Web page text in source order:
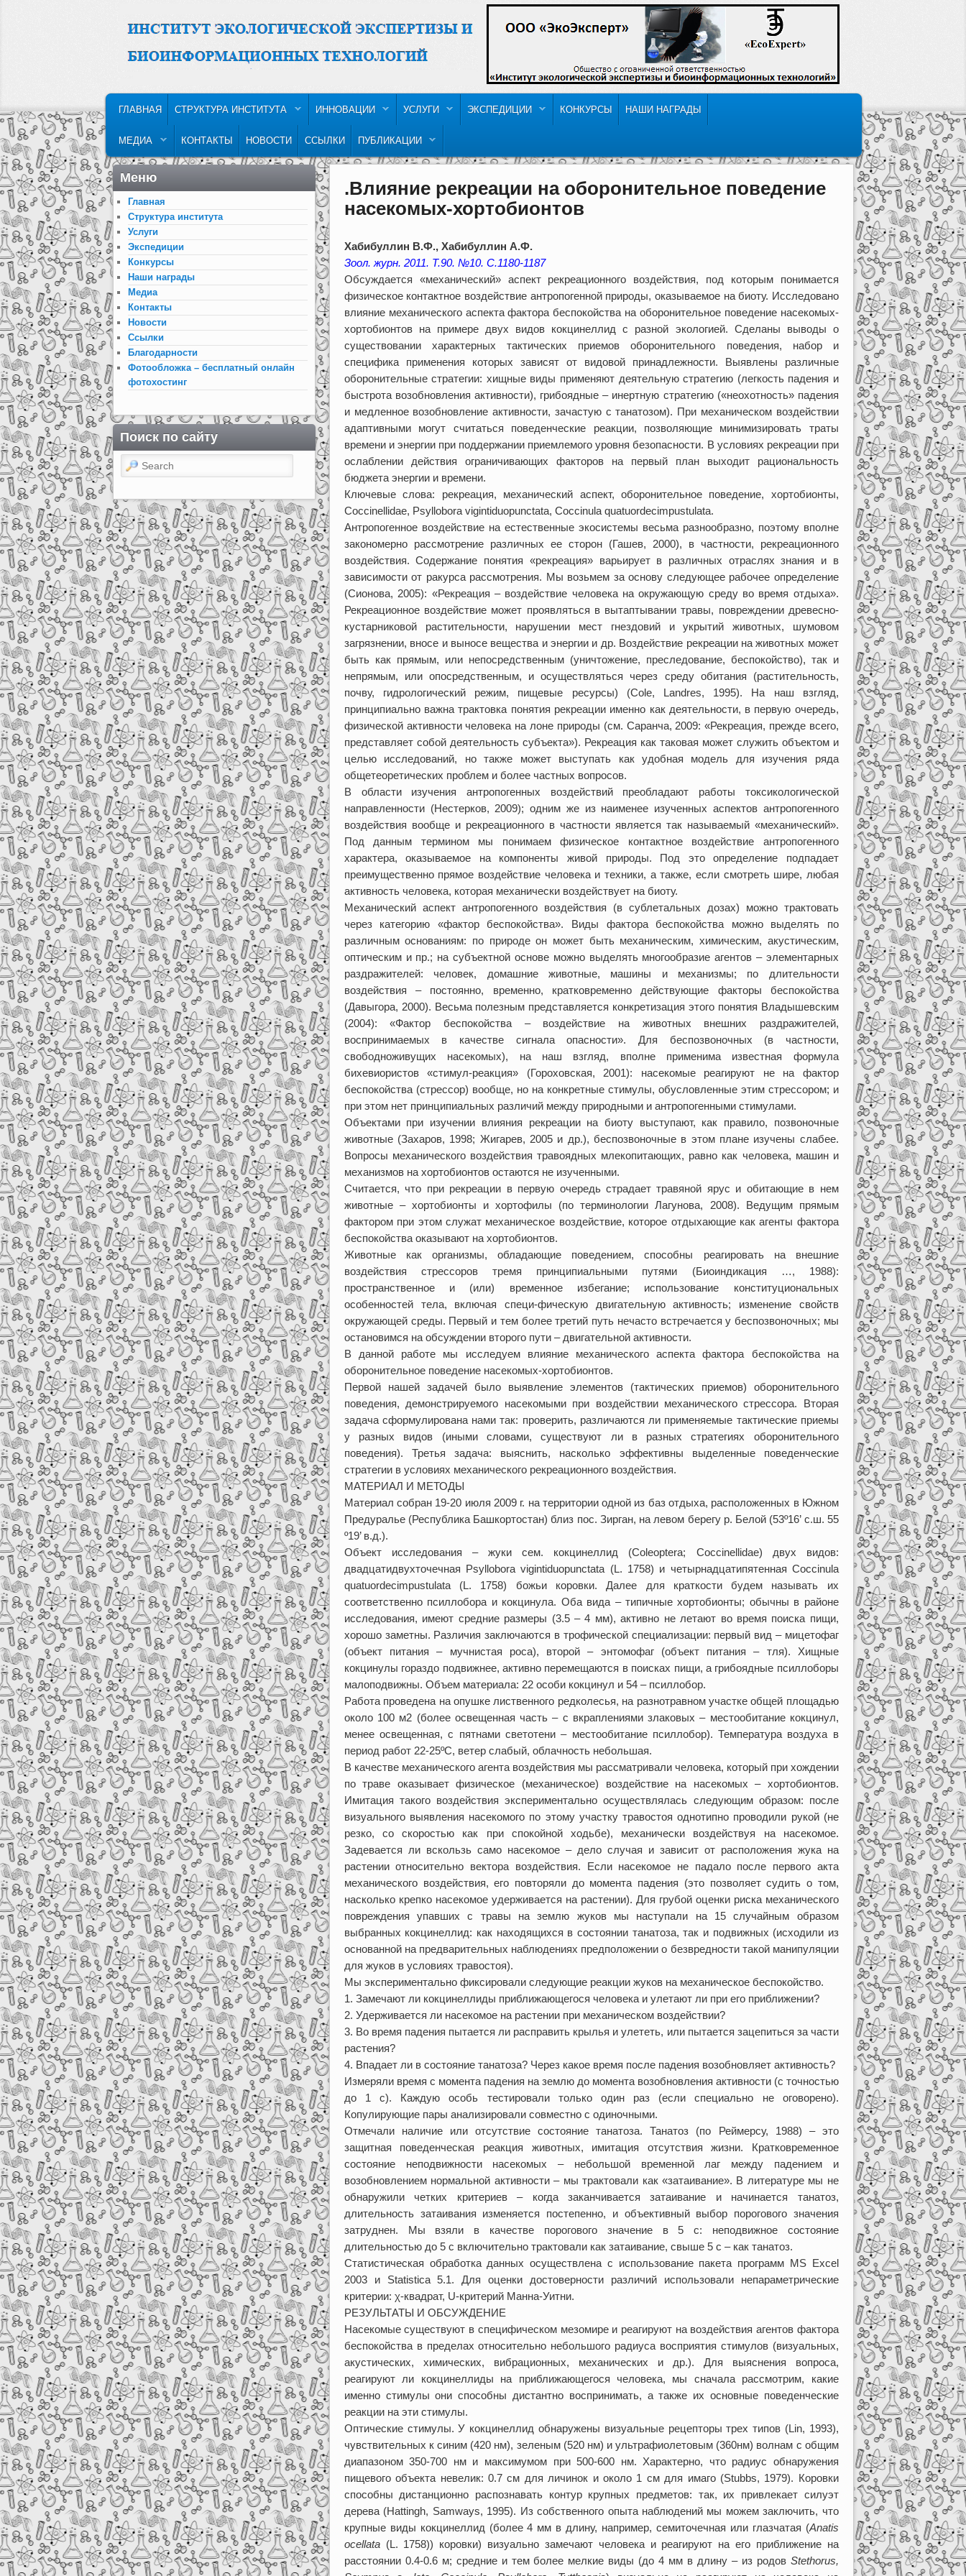
SKIP TO PRIMARY CONTENT
SKIP TO SECONDARY CONTENT
ГЛАВНАЯ СТРУКТУРА ИНСТИТУТА ИННОВАЦИИ УСЛУГИ ЭКСПЕДИЦИИ КОНКУРСЫ НАШИ НАГРАДЫ
МЕДИА КОНТАКТЫ НОВОСТИ ССЫЛКИ ПУБЛИКАЦИИ
.Влияние рекреации на оборонительное поведение
насекомых-хортобионтов
Хабибуллин В.Ф., Хабибуллин А.Ф.
Зоол. журн. 2011. Т.90. №10. С.1180-1187
Обсуждается «механический» аспект рекреационного воздействия, под которым понимается
физическое контактное воздействие антропогенной природы, оказываемое на биоту. Исследовано
влияние механического аспекта фактора беспокойства на оборонительное поведение насекомых-
хортобионтов на примере двух видов кокцинеллид с разной экологией. Сделаны выводы о
существовании характерных тактических приемов оборонительного поведения, набор и
специфика применения которых зависят от видовой принадлежности. Выявлены различные
оборонительные стратегии: хищные виды применяют деятельную стратегию (легкость падения и
быстрота возобновления активности), грибоядные – инертную стратегию («неохотность» падения
и медленное возобновление активности, зачастую с танатозом). При механическом воздействии
адаптивными могут считаться поведенческие реакции, позволяющие минимизировать траты
времени и энергии при поддержании приемлемого уровня безопасности. В условиях рекреации при
ослаблении действия ограничивающих факторов на первый план выходит рациональность
бюджета энергии и времени.
Ключевые слова: рекреация, механический аспект, оборонительное поведение, хортобионты,
Coccinellidae, Psyllobora vigintiduopunctata, Coccinula quatuordecimpustulata.
Антропогенное воздействие на естественные экосистемы весьма разнообразно, поэтому вполне
закономерно рассмотрение различных ее сторон (Гашев, 2000), в частности, рекреационного
воздействия. Содержание понятия «рекреация» варьирует в различных отраслях знания и в
зависимости от ракурса рассмотрения. Мы возьмем за основу следующее рабочее определение
(Сионова, 2005): «Рекреация – воздействие человека на окружающую среду во время отдыха».
Рекреационное воздействие может проявляться в вытаптывании травы, повреждении древесно-
кустарниковой растительности, нарушении мест гнездовий и укрытий животных, шумовом
загрязнении, вносе и выносе вещества и энергии и др. Воздействие рекреации на животных может
быть как прямым, или непосредственным (уничтожение, преследование, беспокойство), так и
непрямым, или опосредственным, и осуществляться через среду обитания (растительность,
почву, гидрологический режим, пищевые ресурсы) (Cole, Landres, 1995). На наш взгляд,
принципиально важна трактовка понятия рекреации именно как деятельности, в первую очередь,
физической активности человека на лоне природы (см. Саранча, 2009: «Рекреация, прежде всего,
представляет собой деятельность субъекта»). Рекреация как таковая может служить объектом и
целью исследований, но также может выступать как удобная модель для изучения ряда
общетеоретических проблем и более частных вопросов.
В области изучения антропогенных воздействий преобладают работы токсикологической
направленности (Нестерков, 2009); одним же из наименее изученных аспектов антропогенного
воздействия вообще и рекреационного в частности является так называемый «механический».
Под данным термином мы понимаем физическое контактное воздействие антропогенного
характера, оказываемое на компоненты живой природы. Под это определение подпадает
преимущественно прямое воздействие человека и техники, а также, если смотреть шире, любая
активность человека, которая механически воздействует на биоту.
Механический аспект антропогенного воздействия (в сублетальных дозах) можно трактовать
через категорию «фактор беспокойства». Виды фактора беспокойства можно выделять по
различным основаниям: по природе он может быть механическим, химическим, акустическим,
оптическим и пр.; на субъектной основе можно выделять многообразие агентов – элементарных
раздражителей: человек, домашние животные, машины и механизмы; по длительности
воздействия – постоянно, временно, кратковременно действующие факторы беспокойства
(Давыгора, 2000). Весьма полезным представляется конкретизация этого понятия Владышевским
(2004): «Фактор беспокойства – воздействие на животных внешних раздражителей,
воспринимаемых в качестве сигнала опасности». Для беспозвоночных (в частности,
свободноживущих насекомых), на наш взгляд, вполне применима известная формула
бихевиористов «стимул-реакция» (Гороховская, 2001): насекомые реагируют не на фактор
беспокойства (стрессор) вообще, но на конкретные стимулы, обусловленные этим стрессором; и
при этом нет принципиальных различий между природными и антропогенными стимулами.
Объектами при изучении влияния рекреации на биоту выступают, как правило, позвоночные
животные (Захаров, 1998; Жигарев, 2005 и др.), беспозвоночные в этом плане изучены слабее.
Вопросы механического воздействия травоядных млекопитающих, равно как человека, машин и
механизмов на хортобионтов остаются не изученными.
Считается, что при рекреации в первую очередь страдает травяной ярус и обитающие в нем
животные – хортобионты и хортофилы (по терминологии Лагунова, 2008). Ведущим прямым
фактором при этом служат механическое воздействие, которое отдыхающие как агенты фактора
беспокойства оказывают на хортобионтов.
Животные как организмы, обладающие поведением, способны реагировать на внешние
воздействия стрессоров тремя принципиальными путями (Биоиндикация …, 1988):
пространственное и (или) временное избегание; использование конституциональных
особенностей тела, включая специ-фическую двигательную активность; изменение свойств
окружающей среды. Первый и тем более третий путь нечасто встречается у беспозвоночных; мы
остановимся на обсуждении второго пути – двигательной активности.
В данной работе мы исследуем влияние механического аспекта фактора беспокойства на
оборонительное поведение насекомых-хортобионтов.
Первой нашей задачей было выявление элементов (тактических приемов) оборонительного
поведения, демонстрируемого насекомыми при воздействии механического стрессора. Вторая
задача сформулирована нами так: проверить, различаются ли применяемые тактические приемы
у разных видов (иными словами, существуют ли в разных стратегиях оборонительного
поведения). Третья задача: выяснить, насколько эффективны выделенные поведенческие
стратегии в условиях механического рекреационного воздействия.
МАТЕРИАЛ И МЕТОДЫ
Материал собран 19-20 июля 2009 г. на территории одной из баз отдыха, расположенных в Южном
Предуралье (Республика Башкортостан) близ пос. Зирган, на левом берегу р. Белой (53º16’ с.ш. 55
º19’ в.д.).
Объект исследования – жуки сем. кокцинеллид (Coleoptera; Coccinellidae) двух видов:
двадцатидвухточечная Psyllobora vigintiduopunctata (L. 1758) и четырнадцатипятенная Coccinula
quatuordecimpustulata (L. 1758) божьи коровки. Далее для краткости будем называть их
соответственно псиллобора и кокцинула. Оба вида – типичные хортобионты; обычны в районе
исследования, имеют средние размеры (3.5 – 4 мм), активно не летают во время поиска пищи,
хорошо заметны. Различия заключаются в трофической специализации: первый вид – мицетофаг
(объект питания – мучнистая роса), второй – энтомофаг (объект питания – тля). Хищные
кокцинулы гораздо подвижнее, активно перемещаются в поисках пищи, а грибоядные псиллоборы
малоподвижны. Объем материала: 22 особи кокцинул и 54 – псиллобор.
Работа проведена на опушке лиственного редколесья, на разнотравном участке общей площадью
около 100 м2 (более освещенная часть – с вкраплениями злаковых – местообитание кокцинул,
менее освещенная, с пятнами светотени – местообитание псиллобор). Температура воздуха в
период работ 22-25ºС, ветер слабый, облачность небольшая.
В качестве механического агента воздействия мы рассматривали человека, который при хождении
по траве оказывает физическое (механическое) воздействие на насекомых – хортобионтов.
Имитация такого воздействия экспериментально осуществлялась следующим образом: после
визуального выявления насекомого по этому участку травостоя однотипно проводили рукой (не
резко, со скоростью как при спокойной ходьбе), механически воздействуя на насекомое.
Задевается ли вскользь само насекомое – дело случая и зависит от расположения жука на
растении относительно вектора воздействия. Если насекомое не падало после первого акта
механического воздействия, его повторяли до момента падения (это позволяет судить о том,
насколько крепко насекомое удерживается на растении). Для грубой оценки риска механического
повреждения упавших с травы на землю жуков мы наступали на 15 случайным образом
выбранных кокцинеллид: как находящихся в состоянии танатоза, так и подвижных (исходили из
основанной на предварительных наблюдениях предположении о безвредности такой манипуляции
для жуков в условиях травостоя).
Мы экспериментально фиксировали следующие реакции жуков на механическое беспокойство.
1. Замечают ли кокцинеллиды приближающегося человека и улетают ли при его приближении?
2. Удерживается ли насекомое на растении при механическом воздействии?
3. Во время падения пытается ли расправить крылья и улететь, или пытается зацепиться за части
растения?
4. Впадает ли в состояние танатоза? Через какое время после падения возобновляет активность?
Измеряли время с момента падения на землю до момента возобновления активности (с точностью
до 1 с). Каждую особь тестировали только один раз (если специально не оговорено).
Копулирующие пары анализировали совместно с одиночными.
Отмечали наличие или отсутствие состояние танатоза. Танатоз (по Реймерсу, 1988) – это
защитная поведенческая реакция животных, имитация отсутствия жизни. Кратковременное
состояние неподвижности насекомых – небольшой временной лаг между падением и
возобновлением нормальной активности – мы трактовали как «затаивание». В литературе мы не
обнаружили четких критериев – когда заканчивается затаивание и начинается танатоз,
длительность затаивания изменяется постепенно, и объективный выбор порогового значения
затруднен. Мы взяли в качестве порогового значение в 5 с: неподвижное состояние
длительностью до 5 с включительно трактовали как затаивание, свыше 5 с – как танатоз.
Статистическая обработка данных осуществлена с использование пакета программ MS Excel
2003 и Statistica 5.1. Для оценки достоверности различий использовали непараметрические
критерии: χ-квадрат, U-критерий Манна-Уитни.
РЕЗУЛЬТАТЫ И ОБСУЖДЕНИЕ
Насекомые существуют в специфическом мезомире и реагируют на воздействия агентов фактора
беспокойства в пределах относительно небольшого радиуса восприятия стимулов (визуальных,
акустических, химических, вибрационных, механических и др.). Для выяснения вопроса,
реагируют ли кокцинеллиды на приближающегося человека, мы сначала рассмотрим, какие
именно стимулы они способны дистантно воспринимать, а также их основные поведенческие
реакции на эти стимулы.
Оптические стимулы. У кокцинеллид обнаружены визуальные рецепторы трех типов (Lin, 1993),
чувствительных к синим (420 нм), зеленым (520 нм) и ультрафиолетовым (360нм) волнам с общим
диапазоном 350-700 нм и максимумом при 500-600 нм. Характерно, что радиус обнаружения
пищевого объекта невелик: 0.7 см для личинок и около 1 см для имаго (Stubbs, 1979). Коровки
способны дистанционно распознавать контур крупных предметов: так, их привлекает силуэт
дерева (Hattingh, Samways, 1995). Из собственного опыта наблюдений мы можем заключить, что
крупные виды кокцинеллид (более 4 мм в длину, например, семиточечная или глазчатая (Anatis
ocellata(L. 1758)) коровки) визуально замечают человека и реагируют на его приближение на
расстоянии 0.4-0.6 м; средние и тем более мелкие виды (до 4 мм в длину – из родовStethorus,
Меню
Главная
Структура института
Услуги
Экспедиции
Конкурсы
Наши награды
Медиа
Контакты
Новости
Ссылки
Благодарности
Фотообложка – бесплатный онлайн
фотохостинг
Поиск по сайту
Search